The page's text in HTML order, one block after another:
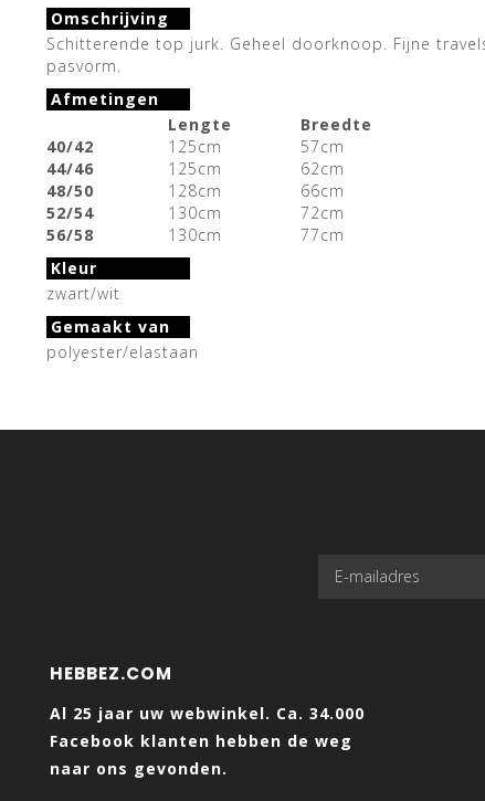
Omschrijving
Schitterende top jurk. Geheel doorknoop. Fijne
pasvorm.
Afmetingen
Lengte
Breedte
40/42
125cm
57cm
44/46
125cm
62cm
48/50
128cm
66cm
52/54
130cm
72cm
56/58
130cm
77cm
Kleur
zwart/wit
Gemaakt van
polyester/elastaan
HEBBEZ.COM
Al 25 jaar uw webwinkel. Ca. 34.000
Facebook klanten hebben de weg
naar ons gevonden.